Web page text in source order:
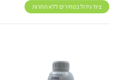
ציוד גידול במחירים ללא תחרות